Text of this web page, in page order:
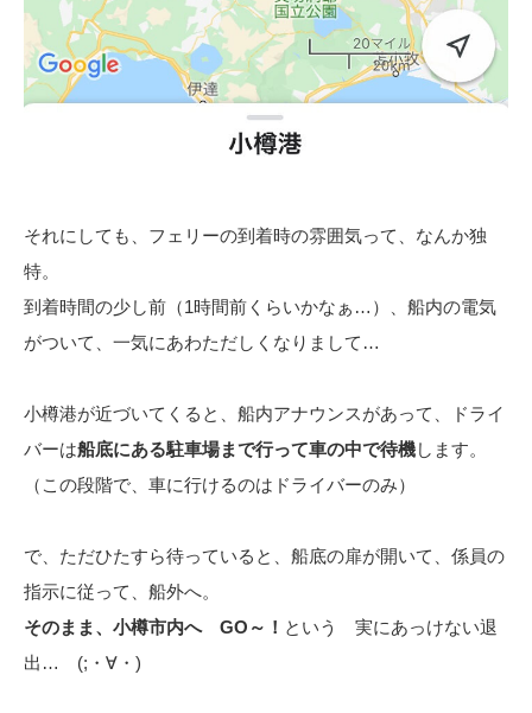
それにしても、フェリーの到着時の雰囲気って、なんか独
特。
到着時間の少し前（1時間前くらいかなぁ…）、船内の電気
がついて、一気にあわただしくなりまして…
小樽港が近づいてくると、船内アナウンスがあって、ドライ
バーは船底にある駐車場まで行って車の中で待機します。
（この段階で、車に行けるのはドライバーのみ）
で、ただひたすら待っていると、船底の扉が開いて、係員の
指示に従って、船外へ。
そのまま、小樽市内へ GO～！ という 実にあっけない退
出… (;・∀・)